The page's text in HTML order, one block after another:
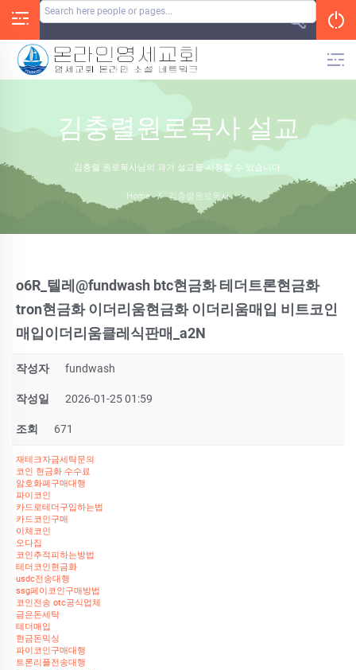
김충렬원로목사 설교
김충렬 원로목사님의 과거 설교를 시청할 수 있습니다.
Home / 김충렬원로목사
o6R_텔레@fundwash btc현금화 테더트론현금화
tron현금화 이더리움현금화 이더리움매입 비트코인
매입이더리움클레식판매_a2N
작성자 fundwash
작성일 2026-01-25 01:59
조회 671
재테크자금세탁문의
코인 현금화 수수료
암호화폐구매대행
파이코인
카드로테더구입하는법
카드코인구매
이체코인
오다집
코인추적피하는방법
테더코인현금화
usdc전송대행
ssg페이코인구매방법
코인전송 otc공식업체
금은돈세탁
테더매입
현금돈믹싱
파이코인구매대행
트론리플전송대행